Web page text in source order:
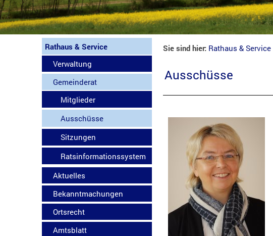
Rathaus & Service
Verwaltung
Gemeinderat
Mitglieder
Ausschüsse
Sitzungen
Ratsinformationssystem
Aktuelles
Bekanntmachungen
Ortsrecht
Amtsblatt
Sie sind hier: Rathaus & Service
Ausschüsse